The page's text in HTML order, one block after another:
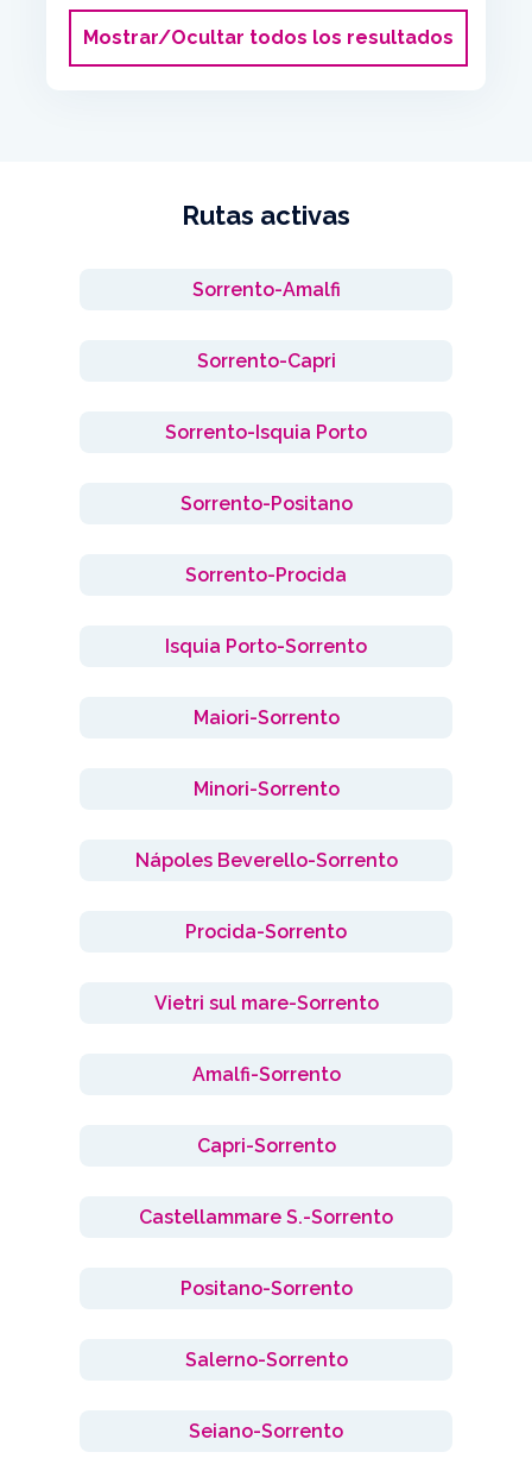
Mostrar/Ocultar todos los resultados
Rutas activas
Sorrento-Amalfi
Sorrento-Capri
Sorrento-Isquia Porto
Sorrento-Positano
Sorrento-Procida
Isquia Porto-Sorrento
Maiori-Sorrento
Minori-Sorrento
Nápoles Beverello-Sorrento
Procida-Sorrento
Vietri sul mare-Sorrento
Amalfi-Sorrento
Capri-Sorrento
Castellammare S.-Sorrento
Positano-Sorrento
Salerno-Sorrento
Seiano-Sorrento